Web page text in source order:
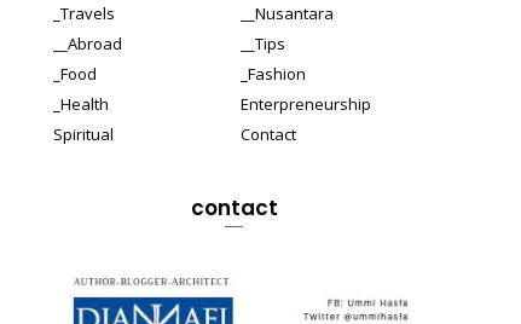
_Travels
__Nusantara
__Abroad
__Tips
_Food
_Fashion
_Health
Enterpreneurship
Spiritual
Contact
contact